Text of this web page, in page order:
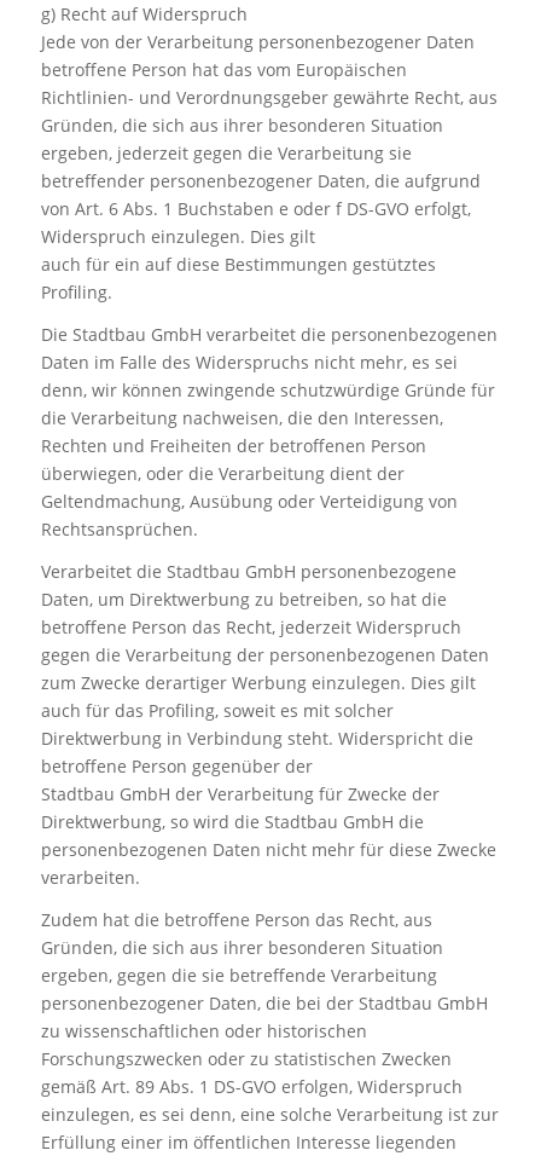
g) Recht auf Widerspruch
Jede von der Verarbeitung personenbezogener Daten
betroffene Person hat das vom Europäischen
Richtlinien- und Verordnungsgeber gewährte Recht, aus
Gründen, die sich aus ihrer besonderen Situation
ergeben, jederzeit gegen die Verarbeitung sie
betreffender personenbezogener Daten, die aufgrund
von Art. 6 Abs. 1 Buchstaben e oder f DS-GVO erfolgt,
Widerspruch einzulegen. Dies gilt
auch für ein auf diese Bestimmungen gestütztes
Profiling.
Die Stadtbau GmbH verarbeitet die personenbezogenen
Daten im Falle des Widerspruchs nicht mehr, es sei
denn, wir können zwingende schutzwürdige Gründe für
die Verarbeitung nachweisen, die den Interessen,
Rechten und Freiheiten der betroffenen Person
überwiegen, oder die Verarbeitung dient der
Geltendmachung, Ausübung oder Verteidigung von
Rechtsansprüchen.
Verarbeitet die Stadtbau GmbH personenbezogene
Daten, um Direktwerbung zu betreiben, so hat die
betroffene Person das Recht, jederzeit Widerspruch
gegen die Verarbeitung der personenbezogenen Daten
zum Zwecke derartiger Werbung einzulegen. Dies gilt
auch für das Profiling, soweit es mit solcher
Direktwerbung in Verbindung steht. Widerspricht die
betroffene Person gegenüber der
Stadtbau GmbH der Verarbeitung für Zwecke der
Direktwerbung, so wird die Stadtbau GmbH die
personenbezogenen Daten nicht mehr für diese Zwecke
verarbeiten.
Zudem hat die betroffene Person das Recht, aus
Gründen, die sich aus ihrer besonderen Situation
ergeben, gegen die sie betreffende Verarbeitung
personenbezogener Daten, die bei der Stadtbau GmbH
zu wissenschaftlichen oder historischen
Forschungszwecken oder zu statistischen Zwecken
gemäß Art. 89 Abs. 1 DS-GVO erfolgen, Widerspruch
einzulegen, es sei denn, eine solche Verarbeitung ist zur
Erfüllung einer im öffentlichen Interesse liegenden